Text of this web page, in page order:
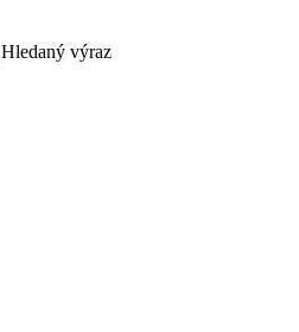
Hledaný výraz